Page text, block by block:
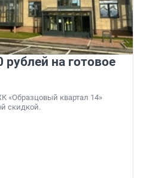
на готовое
«Образцовый квартал 14»
скидкой.